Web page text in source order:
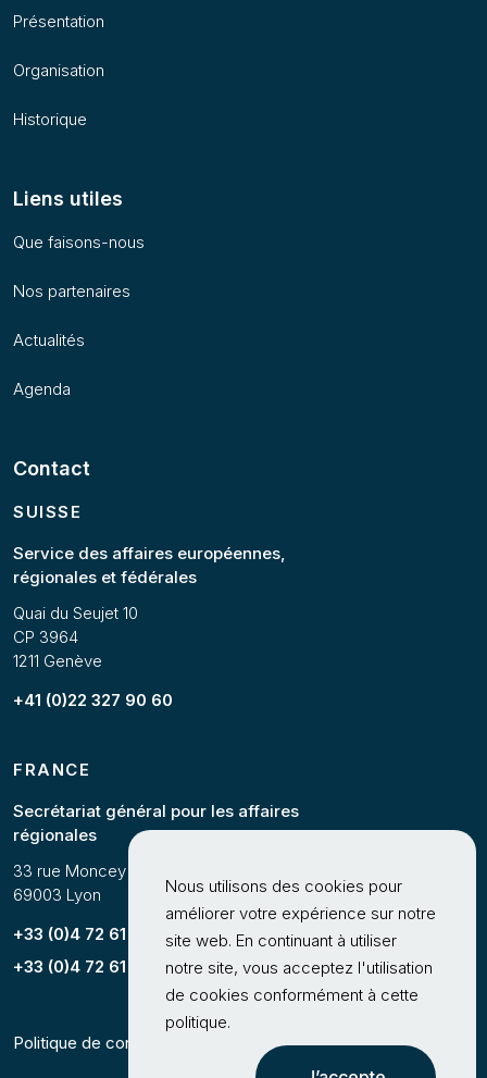
Présentation
Organisation
Historique
Liens utiles
Que faisons-nous
Nos partenaires
Actualités
Agenda
Contact
SUISSE
Service des affaires européennes,
régionales et fédérales
Quai du Seujet 10
CP 3964
1211 Genève
+41 (0)22 327 90 60
FRANCE
Secrétariat général pour les affaires
régionales
33 rue Moncey
69003 Lyon
+33 (0)4 72 61 63 25
+33 (0)4 72 61 62 89
Politique de confidentialité
Nous utilisons des cookies pour
améliorer votre expérience sur notre
site web. En continuant à utiliser
notre site, vous acceptez l'utilisation
de cookies conformément à cette
politique.